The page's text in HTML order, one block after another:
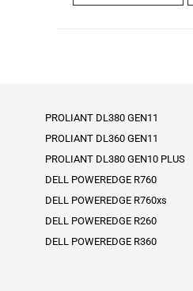
PROLIANT DL380 GEN11
PROLIANT DL360 GEN11
PROLIANT DL380 GEN10 PLUS
DELL POWEREDGE R760
DELL POWEREDGE R760xs
DELL POWEREDGE R260
DELL POWEREDGE R360